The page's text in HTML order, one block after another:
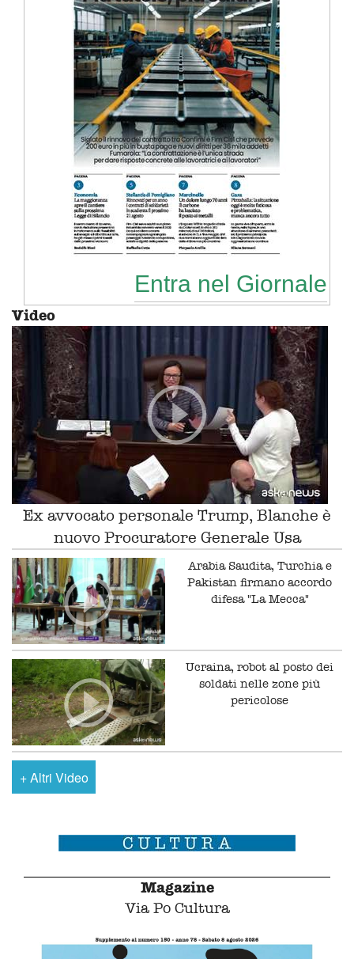
Entra nel Giornale
Video
Ex avvocato personale Trump, Blanche è
nuovo Procuratore Generale Usa
Arabia Saudita, Turchia e
Pakistan firmano accordo
difesa "La Mecca"
Ucraina, robot al posto dei
soldati nelle zone più
pericolose
+Altri Video
Magazine
Via Po Cultura